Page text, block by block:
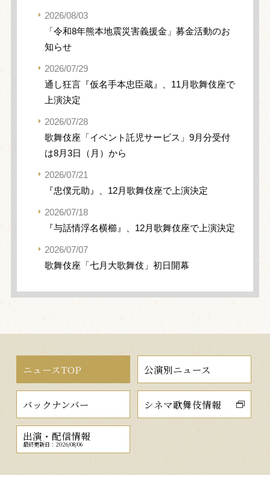
2026/08/03
「令和8年熊本地震災害義援金」募金活動のお
知らせ
2026/07/29
通し狂言『仮名手本忠臣蔵』、11月歌舞伎座で
上演決定
2026/07/28
歌舞伎座「イベント託児サービス」9月分受付
は8月3日（月）から
2026/07/21
『忠僕元助』、12月歌舞伎座で上演決定
2026/07/18
『与話情浮名横櫛』、12月歌舞伎座で上演決定
2026/07/07
歌舞伎座「七月大歌舞伎」初日開幕
ニュースTOP 公演別ニュース
バックナンバー シネマ歌舞伎情報
出演・配信情報
最終更新日：2026/08/06